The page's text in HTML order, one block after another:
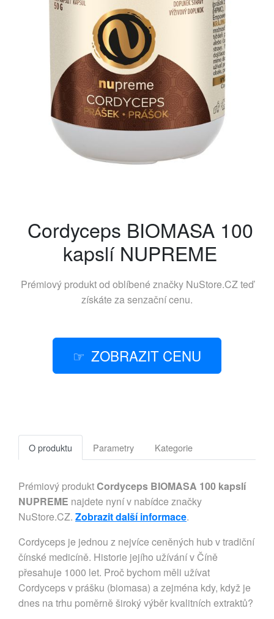
Cordyceps BIOMASA 100
kapslí NUPREME
Prémiový produkt od oblíbené značky NuStore.CZteď
získáte za senzační cenu.
ZOBRAZIT CENU
O produktu Parametry Kategorie
Prémiový produktCordyceps BIOMASA 100 kapslí
NUPREME najdete nyní v nabídce značky
NuStore.CZ. Zobrazit další informace.
Cordyceps je jednou z nejvíce ceněných hub v tradiční
čínské medicíně. Historie jejího užívání v Číně
přesahuje 1000 let. Proč bychom měli užívat
Cordyceps v prášku (biomasa) a zejména kdy, když je
dnes na trhu poměrně široký výběr kvalitních extraktů?